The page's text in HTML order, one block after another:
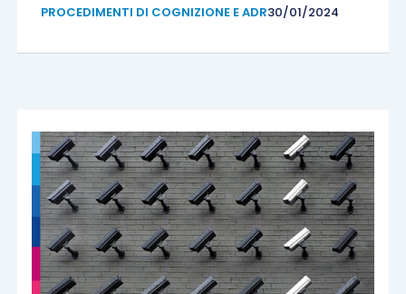
PROCEDIMENTI DI COGNIZIONE E ADR30/01/2024